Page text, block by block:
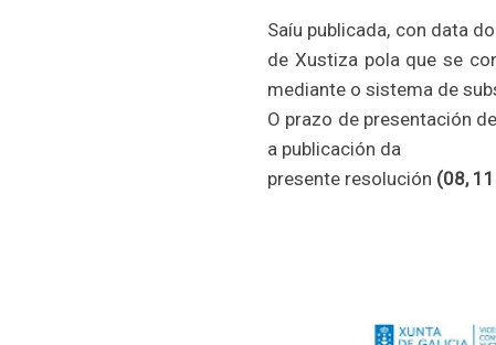
Saíu publicada, con data
de Xustiza pola que se
mediante o sistema de
O prazo de presentación
a publicación da
presente resolución (08,